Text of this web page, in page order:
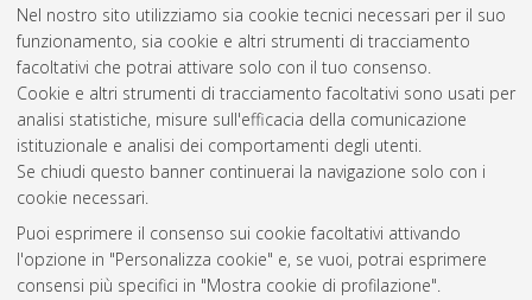
Nel nostro sito utilizziamo sia cookie tecnici necessari per il suo
funzionamento, sia cookie e altri strumenti di tracciamento
facoltativi che potrai attivare solo con il tuo consenso.
Cookie e altri strumenti di tracciamento facoltativi sono usati per
analisi statistiche, misure sull'efficacia della comunicazione
istituzionale e analisi dei comportamenti degli utenti.
Se chiudi questo banner continuerai la navigazione solo con i
cookie necessari.
Puoi esprimere il consenso sui cookie facoltativi attivando
l'opzione in "Personalizza cookie" e, se vuoi, potrai esprimere
consensi più specifici in "Mostra cookie di profilazione".
geologici e idrogeochimici. [Laurea magistrale], Università di
Bologna, Corso di Studio in Analisi e gestione dell'ambiente
[LM-DM270] - Ravenna, Documento full-text non disponibile
Questa lista e' stata generata ilSat Aug 8 06:14:47 2026
CEST
Atom
Rss 1.0